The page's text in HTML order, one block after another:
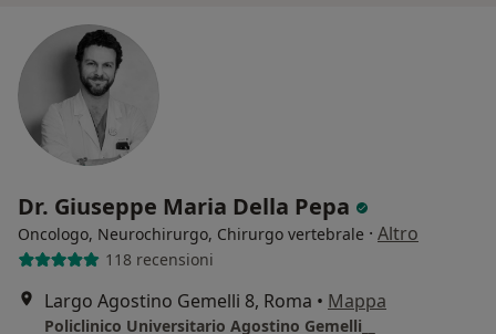
Dr. Giuseppe Maria Della Pepa
Oncologo, Neurochirurgo, Chirurgo vertebrale · Altro
118 recensioni
Largo Agostino Gemelli 8, Roma • Mappa
Policlinico Universitario Agostino Gemelli__